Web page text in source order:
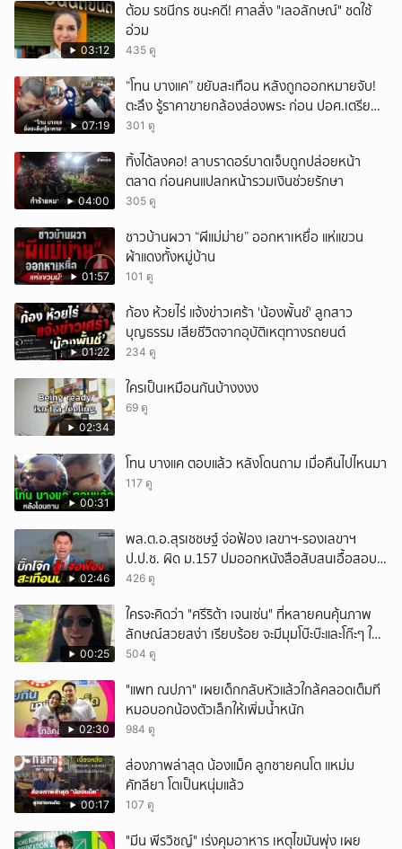
03:12
ต้อม รชนีกร ชนะคดี! ศาลสั่ง "เลอลักษณ์" ชดใช้
อ่วม
435 ดู
07:19
“โทน บางแค” ขยับสะเทือน หลังถูกออกหมายจับ!
ตะลึง รู้ราคาขายกล้องส่องพระ ก่อน ปอศ.เตรียม
บุกรวบ?
301 ดู
04:00
ทิ้งได้ลงคอ! ลาบราดอร์บาดเจ็บถูกปล่อยหน้า
ตลาด ก่อนคนแปลกหน้ารวมเงินช่วยรักษา
305 ดู
01:57
ชาวบ้านผวา “ผีแม่ม่าย” ออกหาเหยื่อ แห่แขวน
ผ้าแดงทั้งหมู่บ้าน
101 ดู
01:22
ก้อง ห้วยไร่ แจ้งข่าวเศร้า 'น้องพั้นช์' ลูกสาว
บุญธรรม เสียชีวิตจากอุบัติเหตุทางรถยนต์
234 ดู
02:34
ใครเป็นเหมือนกันบ้างงงง
69 ดู
00:31
โทน บางแค ตอบแล้ว หลังโดนถาม เมื่อคืนไปไหนมา
117 ดู
02:46
พล.ต.อ.สุรเชชษฐ์ จ่อฟ้อง เลขาฯ-รองเลขาฯ
ป.ป.ช. ผิด ม.157 ปมออกหนังสือสับสนเอื้อสอบ
คดีซ้ำซ้อน
426 ดู
00:25
ใครจะคิดว่า "ศรีริต้า เจนเซ่น" ที่หลายคนคุ้นภาพ
ลักษณ์สวยสง่า เรียบร้อย จะมีมุมโบ๊ะบ๊ะและโก๊ะๆ ให้
ได้อมยิ้มเหมือนกัน งานนี้ทำเอาแฟนๆ ทั้งเอ็นดูทั้ง
504 ดู
02:30
"แพท ณปภา" เผยเด็กกลับหัวแล้วใกล้คลอดเต็มที
หมอบอกน้องตัวเล็กให้เพิ่มน้ำหนัก
984 ดู
00:17
ส่องภาพล่าสุด น้องแม็ค ลูกชายคนโต แหม่ม
คัทลียา โตเป็นหนุ่มแล้ว
107 ดู
"มีน พีรวิชญ์" เร่งคุมอาหาร เหตุไขมันพุ่ง เผย